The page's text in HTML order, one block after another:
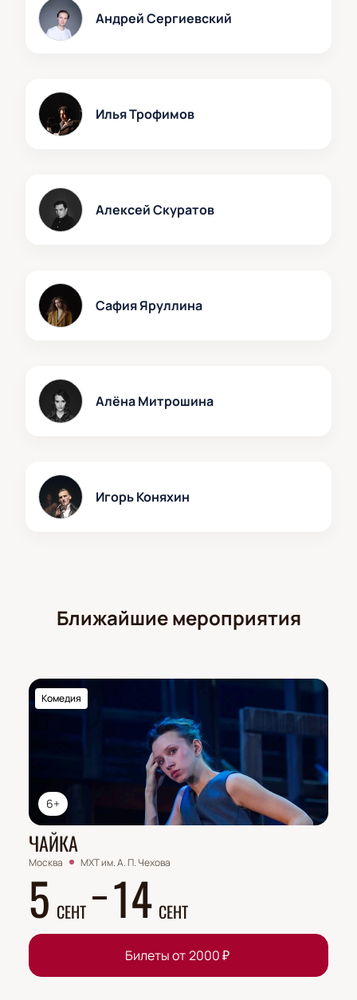
Андрей Сергиевский
Илья Трофимов
Алексей Скуратов
Сафия Яруллина
Алёна Митрошина
Игорь Коняхин
Ближайшие мероприятия
6+
Комедия
ЧАЙКА
Москва МХТ им. А. П. Чехова
5 СЕНТ 14 СЕНТ
Билеты от 2000₽